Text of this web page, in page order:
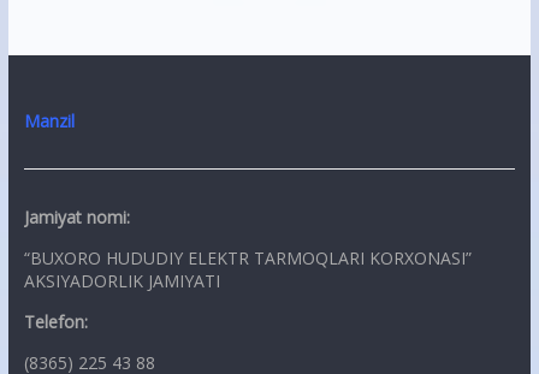
Manzil
Jamiyat nomi:
“BUXORO HUDUDIY ELEKTR TARMOQLARI KORXONASI”
AKSIYADORLIK JAMIYATI
Telefon:
(8365) 225 43 88